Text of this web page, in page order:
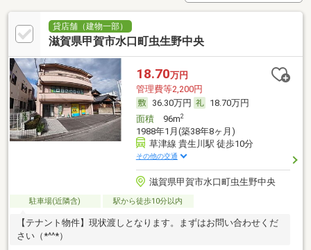
貸店舗（建物一部）
滋賀県甲賀市水口町虫生野中央
18.70万円
管理費等2,200円
36.30万円
18.70万円
面積96m2
1988年1月(築38年8ヶ月)
草津線 貴生川駅 徒歩10分
その他の交通
滋賀県甲賀市水口町虫生野中央
駐車場(近隣含) 駅から徒歩10分以内
【テナント物件】現状渡しとなります。まずはお問い合わせくだ
さい（*^^*）